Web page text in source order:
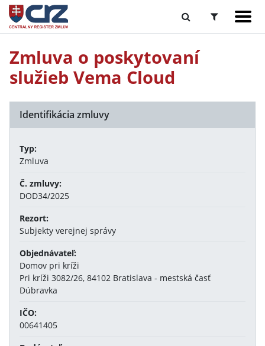
Zmluva o poskytovaní
služieb Vema Cloud
Identifikácia zmluvy
Typ:
Zmluva
Č. zmluvy:
DOD34/2025
Rezort:
Subjekty verejnej správy
Objednávateľ:
Domov pri kríži
Pri kríži 3082/26, 84102 Bratislava - mestská časť
Dúbravka
IČO:
00641405